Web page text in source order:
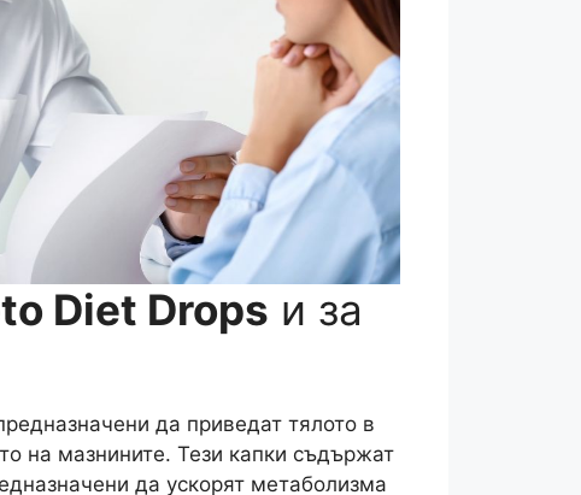
Diet Drops и за
да приведат тялото в
на мазнините. Тези капки съдържат
да ускорят метаболизма